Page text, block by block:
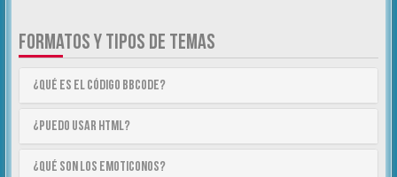
FORMATOS Y TIPOS DE TEMAS
¿Qué es el código BBCode?
¿Puedo usar HTML?
¿Qué son los emoticonos?